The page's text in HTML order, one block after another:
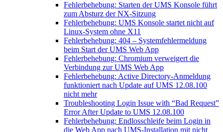
Fehlerbehebung: Starten der UMS Konsole führt
zum Absturz der NX-Sitzung
Fehlerbehebung: UMS Konsole startet nicht auf
Linux-System ohne X11
Fehlerbehebung: 404 – Systemfehlermeldung
beim Start der UMS Web App
Fehlerbehebung: Chromium verweigert die
Verbindung zur UMS Web App
Fehlerbehebung: Active Directory-Anmeldung
funktioniert nach Update auf UMS 12.08.100
nicht mehr
Troubleshooting Login Issue with “Bad Request”
Error After Update to UMS 12.08.100
Fehlerbehebung: Endlosschleife beim Login in
die Web App nach UMS-Installation mit nicht